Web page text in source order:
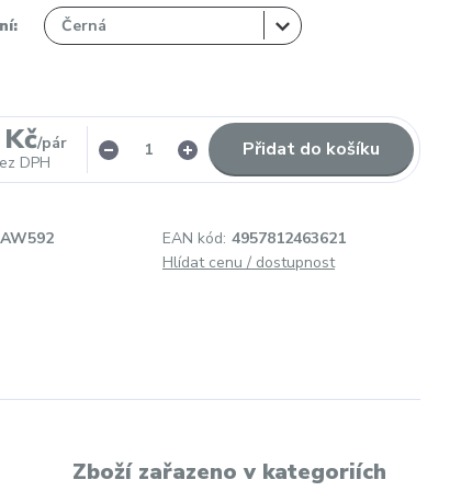
/pár
DPH
Přidat do košíku
EAN kód: 4957812463621
Hlídat cenu / dostupnost
Zboží zařazeno v kategoriích